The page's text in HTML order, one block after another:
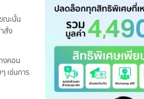
ณะนั้น
สั่ง
งคอน
เช่นการ